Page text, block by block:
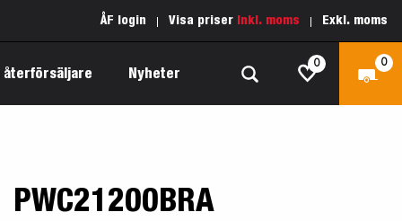
ÅF login Visa priser Inkl. moms Exkl. moms
Produktguide Allround
Reservdelar
Inredda släpvagnar
återförsäljare Nyheter
0 0
PWC21200BRA